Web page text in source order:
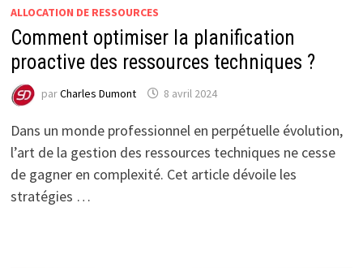
ALLOCATION DE RESSOURCES
Comment optimiser la planification
proactive des ressources techniques ?
parCharles Dumont 8 avril 2024
Dans un monde professionnel en perpétuelle évolution,
l’art de la gestion des ressources techniques ne cesse
de gagner en complexité. Cet article dévoile les
stratégies …